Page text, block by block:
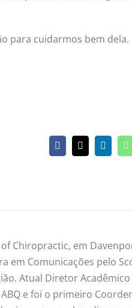
para cuidarmos bem dela.
Facebook
X LinkedIn
Chiropractic, em
em Comunicações pelo
Atual Diretor Acadêmico
e foi o primeiro